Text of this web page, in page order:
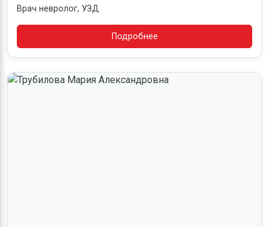
Врач невролог, УЗД
Подробнее